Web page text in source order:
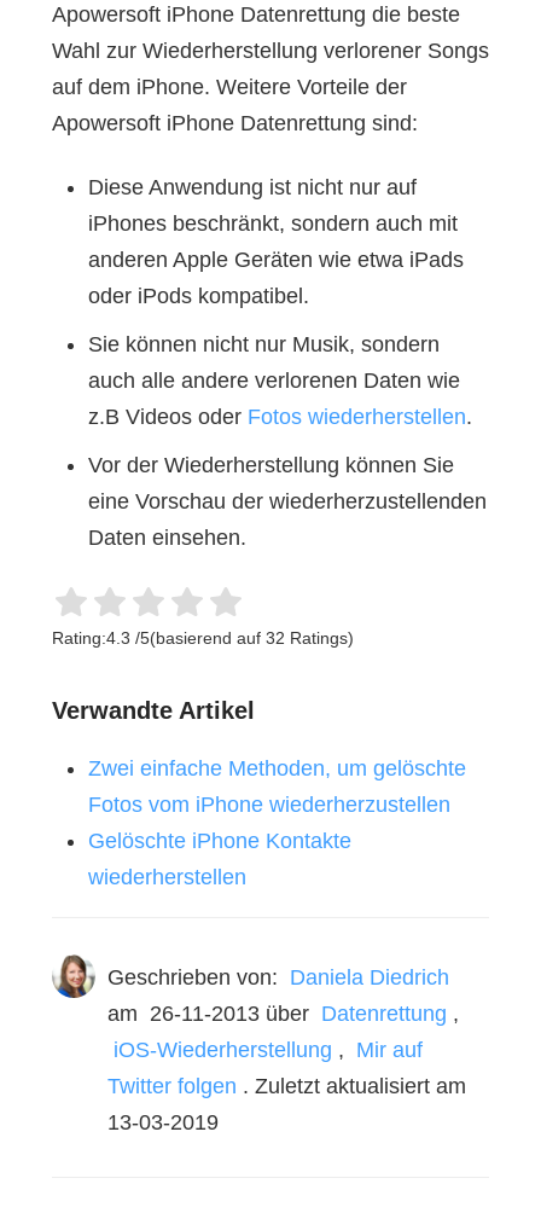
Apowersoft iPhone Datenrettung die beste
Wahl zur Wiederherstellung verlorener Songs
auf dem iPhone. Weitere Vorteile der
Apowersoft iPhone Datenrettung sind:
Diese Anwendung ist nicht nur auf
iPhones beschränkt, sondern auch mit
anderen Apple Geräten wie etwa iPads
oder iPods kompatibel.
Sie können nicht nur Musik, sondern
auch alle andere verlorenen Daten wie
z.B Videos oder Fotos wiederherstellen.
Vor der Wiederherstellung können Sie
eine Vorschau der wiederherzustellenden
Daten einsehen.
Rating:4.3 /5(basierend auf 32 Ratings)
Verwandte Artikel
Zwei einfache Methoden, um gelöschte
Fotos vom iPhone wiederherzustellen
Gelöschte iPhone Kontakte
wiederherstellen
Geschrieben von: Daniela Diedrich
am 26-11-2013über Datenrettung ,
iOS-Wiederherstellung , Mir auf
Twitter folgen . Zuletzt aktualisiert am
13-03-2019